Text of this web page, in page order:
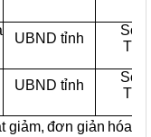
UBND tỉnh
Sở
UBND tỉnh
Sở
giảm, đơn giản hóa